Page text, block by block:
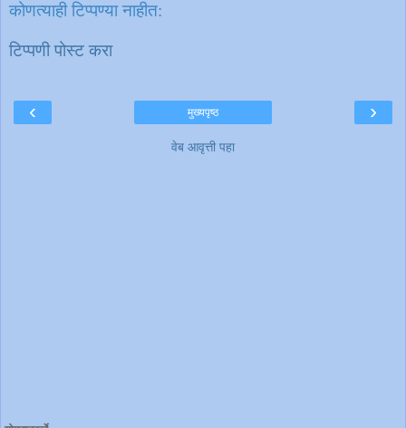
कोणत्याही टिप्पण्‍या नाहीत:
टिप्पणी पोस्ट करा
‹ ›
मुख्यपृष्ठ
वेब आवृत्ती पहा